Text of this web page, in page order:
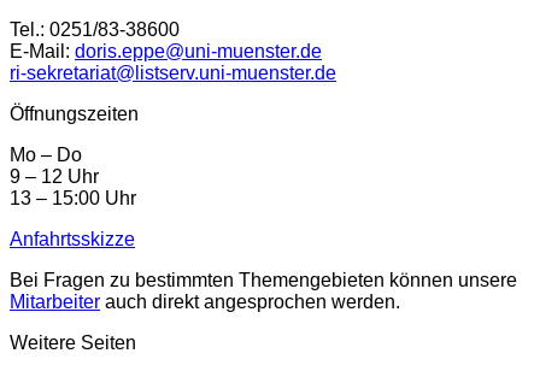
Tel.: 0251/83-38600
E-Mail: doris.eppe@uni-muenster.de
ri-sekretariat@listserv.uni-muenster.de
Öffnungszeiten
Mo – Do
9 – 12 Uhr
13 – 15:00 Uhr
Anfahrtsskizze
Bei Fragen zu bestimmten Themengebieten können unsere
Mitarbeiter auch direkt angesprochen werden.
Weitere Seiten